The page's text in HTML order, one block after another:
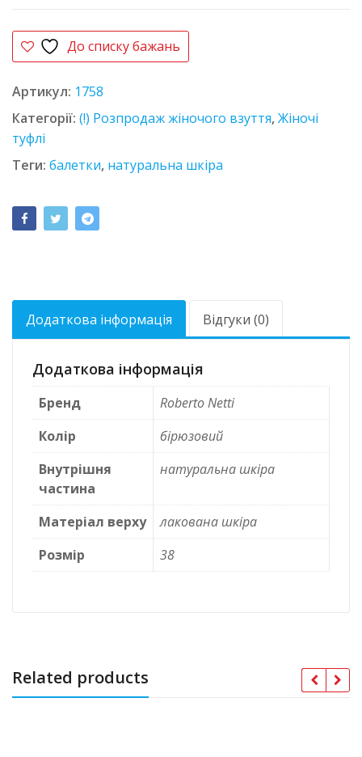
До списку бажань
Артикул: 1758
Категорії: (!) Розпродаж жіночого взуття,Жіночі
туфлі
Теги: балетки, натуральна шкіра
Додаткова інформація Відгуки (0)
Додаткова інформація
Бренд
Roberto Netti
Колір
бірюзовий
Внутрішня
частина
натуральна шкіра
Матеріал верху
лакована шкіра
Розмір
38
Related products